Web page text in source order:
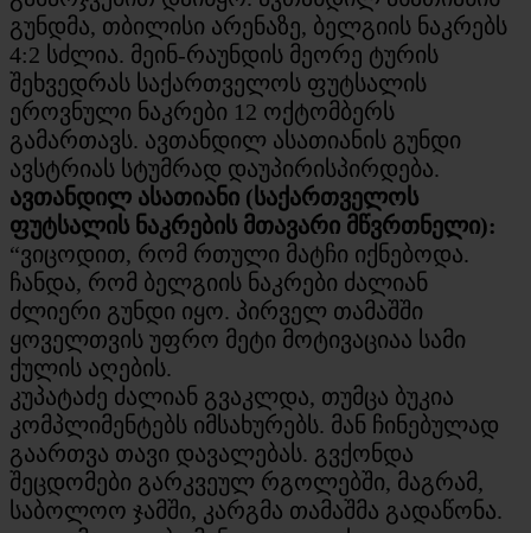
გუნდმა, თბილისი არენაზე, ბელგიის ნაკრებს
4:2 სძლია. მეინ-რაუნდის მეორე ტურის
შეხვედრას საქართველოს ფუტსალის
ეროვნული ნაკრები 12 ოქტომბერს
გამართავს. ავთანდილ ასათიანის გუნდი
ავსტრიას სტუმრად დაუპირისპირდება.
ავთანდილ ასათიანი (საქართველოს
ფუტსალის ნაკრების მთავარი მწვრთნელი):
“ვიცოდით, რომ რთული მატჩი იქნებოდა.
ჩანდა, რომ ბელგიის ნაკრები ძალიან
ძლიერი გუნდი იყო. პირველ თამაშში
ყოველთვის უფრო მეტი მოტივაციაა სამი
ქულის აღების.
კუპატაძე ძალიან გვაკლდა, თუმცა ბუკია
კომპლიმენტებს იმსახურებს. მან ჩინებულად
გაართვა თავი დავალებას. გვქონდა
შეცდომები გარკვეულ რგოლებში, მაგრამ,
საბოლოო ჯამში, კარგმა თამაშმა გადაწონა.